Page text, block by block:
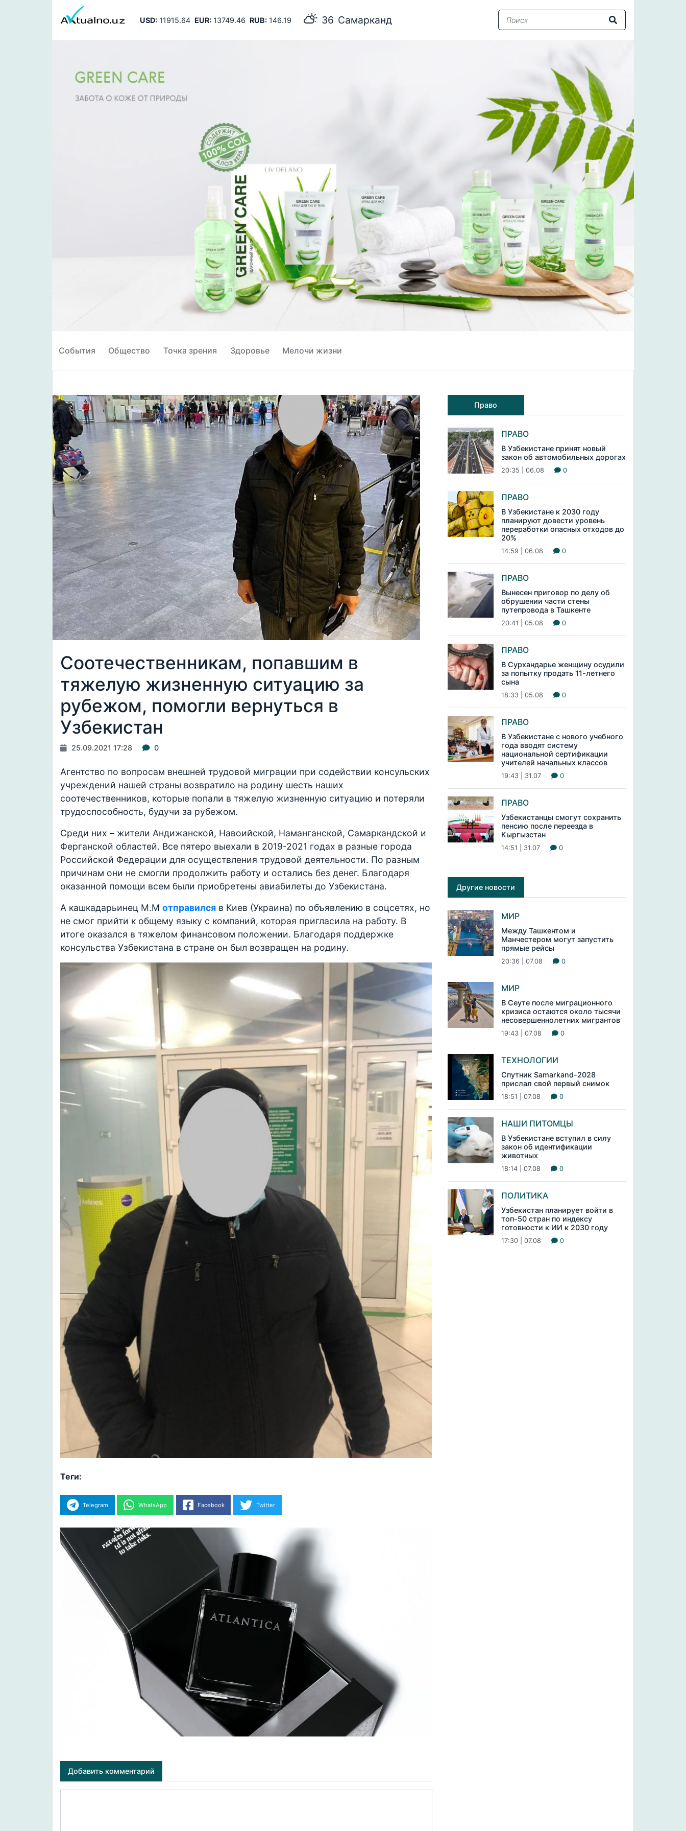
USD:11915.64 EUR:13749.46 RUB:146.19 36 Самарканд
События Общество Точка зрения Здоровье Мелочи жизни
Соотечественникам, попавшим в
тяжелую жизненную ситуацию за
рубежом, помогли вернуться в
Узбекистан
25.09.2021 17:28 0
Агентство по вопросам внешней трудовой миграции при содействии консульских
учреждений нашей страны возвратило на родину шесть наших
соотечественников, которые попали в тяжелую жизненную ситуацию и потеряли
трудоспособность, будучи за рубежом.
Среди них – жители Андижанской, Навоийской, Наманганской, Самаркандской и
Ферганской областей. Все пятеро выехали в 2019-2021 годах в разные города
Российской Федерации для осуществления трудовой деятельности. По разным
причинам они не смогли продолжить работу и остались без денег. Благодаря
оказанной помощи всем были приобретены авиабилеты до Узбекистана.
А кашкадарьинец М.М отправился в Киев (Украина) по объявлению в соцсетях, но
не смог прийти к общему языку с компаний, которая пригласила на работу. В
итоге оказался в тяжелом финансовом положении. Благодаря поддержке
консульства Узбекистана в стране он был возвращен на родину.
Теги:
Telegram WhatsApp Facebook Twitter
Добавить комментарий
Право
ПРАВО
В Узбекистане принят новый
закон об автомобильных дорогах
20:35 | 06.08 0
ПРАВО
В Узбекистане к 2030 году
планируют довести уровень
переработки опасных отходов до
20%
14:59 | 06.08 0
ПРАВО
Вынесен приговор по делу об
обрушении части стены
путепровода в Ташкенте
20:41 | 05.08 0
ПРАВО
В Сурхандарье женщину осудили
за попытку продать 11-летнего
сына
18:33 | 05.08 0
ПРАВО
В Узбекистане с нового учебного
года вводят систему
национальной сертификации
учителей начальных классов
19:43 | 31.07 0
ПРАВО
Узбекистанцы смогут сохранить
пенсию после переезда в
Кыргызстан
14:51 | 31.07 0
Другие новости
МИР
Между Ташкентом и
Манчестером могут запустить
прямые рейсы
20:36 | 07.08 0
МИР
В Сеуте после миграционного
кризиса остаются около тысячи
несовершеннолетних мигрантов
19:43 | 07.08 0
ТЕХНОЛОГИИ
Спутник Samarkand-2028
прислал свой первый снимок
18:51 | 07.08 0
НАШИ ПИТОМЦЫ
В Узбекистане вступил в силу
закон об идентификации
животных
18:14 | 07.08 0
ПОЛИТИКА
Узбекистан планирует войти в
топ-50 стран по индексу
готовности к ИИ к 2030 году
17:30 | 07.08 0